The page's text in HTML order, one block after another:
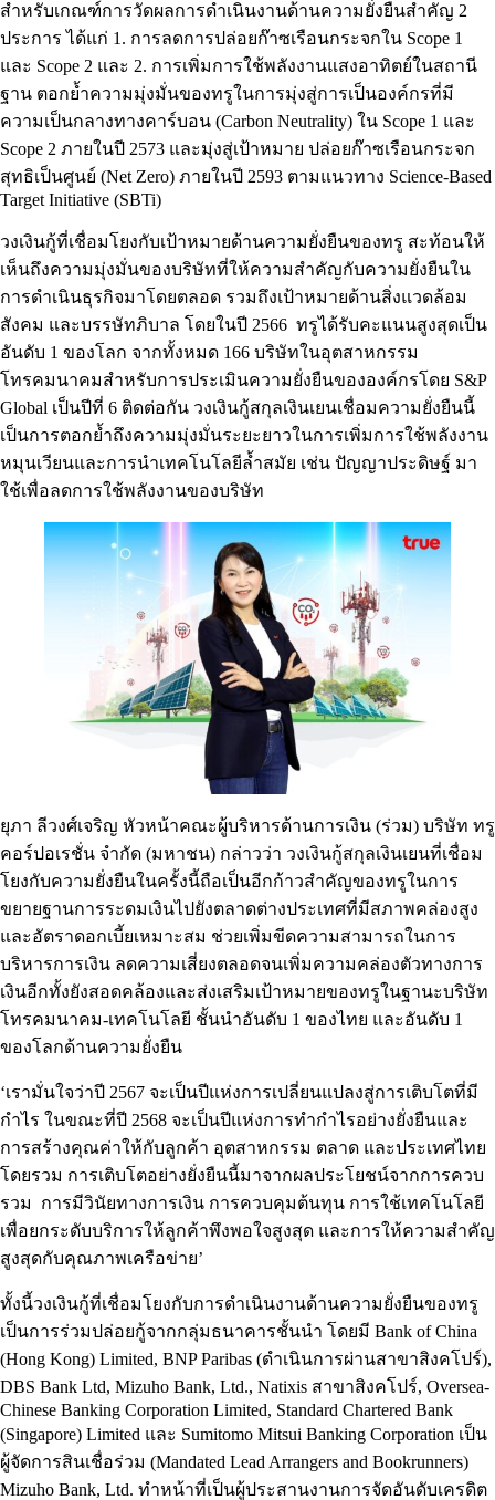
สำหรับเกณฑ์การวัดผลการดำเนินงานด้านความยั่งยืนสำคัญ 2
ประการ ได้แก่ 1. การลดการปล่อยก๊าซเรือนกระจกใน Scope 1
และ Scope 2 และ 2. การเพิ่มการใช้พลังงานแสงอาทิตย์ในสถานี
ฐาน ตอกย้ำความมุ่งมั่นของทรูในการมุ่งสู่การเป็นองค์กรที่มี
ความเป็นกลางทางคาร์บอน (Carbon Neutrality) ใน Scope 1 และ
Scope 2 ภายในปี 2573 และมุ่งสู่เป้าหมาย ปล่อยก๊าซเรือนกระจก
สุทธิเป็นศูนย์ (Net Zero) ภายในปี 2593 ตามแนวทาง Science-Based
Target Initiative (SBTi)
วงเงินกู้ที่เชื่อมโยงกับเป้าหมายด้านความยั่งยืนของทรู สะท้อนให้
เห็นถึงความมุ่งมั่นของบริษัทที่ให้ความสำคัญกับความยั่งยืนใน
การดำเนินธุรกิจมาโดยตลอด รวมถึงเป้าหมายด้านสิ่งแวดล้อม
สังคม และบรรษัทภิบาล โดยในปี 2566 ทรูได้รับคะแนนสูงสุดเป็น
อันดับ 1 ของโลก จากทั้งหมด 166 บริษัทในอุตสาหกรรม
โทรคมนาคมสำหรับการประเมินความยั่งยืนขององค์กรโดย S&P
Global เป็นปีที่ 6 ติดต่อกัน วงเงินกู้สกุลเงินเยนเชื่อมความยั่งยืนนี้
เป็นการตอกย้ำถึงความมุ่งมั่นระยะยาวในการเพิ่มการใช้พลังงาน
หมุนเวียนและการนำเทคโนโลยีล้ำสมัย เช่น ปัญญาประดิษฐ์ มา
ใช้เพื่อลดการใช้พลังงานของบริษัท
ยุภา ลีวงศ์เจริญ หัวหน้าคณะผู้บริหารด้านการเงิน (ร่วม) บริษัท ทรู
คอร์ปอเรชั่น จำกัด (มหาชน) กล่าวว่า วงเงินกู้สกุลเงินเยนที่เชื่อม
โยงกับความยั่งยืนในครั้งนี้ถือเป็นอีกก้าวสำคัญของทรูในการ
ขยายฐานการระดมเงินไปยังตลาดต่างประเทศที่มีสภาพคล่องสูง
และอัตราดอกเบี้ยเหมาะสม ช่วยเพิ่มขีดความสามารถในการ
บริหารการเงิน ลดความเสี่ยงตลอดจนเพิ่มความคล่องตัวทางการ
เงินอีกทั้งยังสอดคล้องและส่งเสริมเป้าหมายของทรูในฐานะบริษัท
โทรคมนาคม-เทคโนโลยี ชั้นนำอันดับ 1 ของไทย และอันดับ 1
ของโลกด้านความยั่งยืน
‘เรามั่นใจว่าปี 2567 จะเป็นปีแห่งการเปลี่ยนแปลงสู่การเติบโตที่มี
กำไร ในขณะที่ปี 2568 จะเป็นปีแห่งการทำกำไรอย่างยั่งยืนและ
การสร้างคุณค่าให้กับลูกค้า อุตสาหกรรม ตลาด และประเทศไทย
โดยรวม การเติบโตอย่างยั่งยืนนี้มาจากผลประโยชน์จากการควบ
รวม การมีวินัยทางการเงิน การควบคุมต้นทุน การใช้เทคโนโลยี
เพื่อยกระดับบริการให้ลูกค้าพึงพอใจสูงสุด และการให้ความสำคัญ
สูงสุดกับคุณภาพเครือข่าย’
ทั้งนี้วงเงินกู้ที่เชื่อมโยงกับการดำเนินงานด้านความยั่งยืนของทรู
เป็นการร่วมปล่อยกู้จากกลุ่มธนาคารชั้นนำ โดยมี Bank of China
(Hong Kong) Limited, BNP Paribas (ดำเนินการผ่านสาขาสิงคโปร์),
DBS Bank Ltd, Mizuho Bank, Ltd., Natixis สาขาสิงคโปร์, Oversea-
Chinese Banking Corporation Limited, Standard Chartered Bank
(Singapore) Limited และ Sumitomo Mitsui Banking Corporation เป็น
ผู้จัดการสินเชื่อร่วม (Mandated Lead Arrangers and Bookrunners)
Mizuho Bank, Ltd. ทำหน้าที่เป็นผู้ประสานงานการจัดอันดับเครดิต